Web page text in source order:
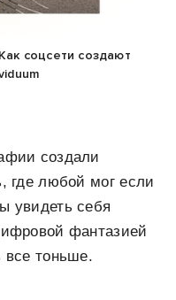
соцсети создают
создали
где любой мог если
увидеть себя
фантазией
все тоньше.